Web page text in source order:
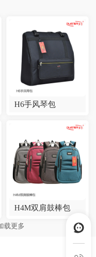
n
H6手风琴包
H4M双肩鼓棒包
载更多